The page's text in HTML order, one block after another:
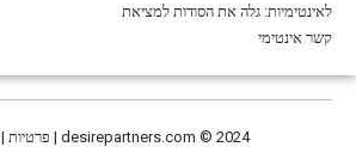
לאינטימיות: גלה את הסודות למציאת
קשר אינטימי
desirepartners.com © 2024 | פרטיות | תנאי שימוש